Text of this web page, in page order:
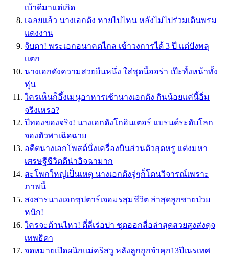
เบ้าดีมาแต่เกิด
เฉลยแล้ว นางเอกดัง หายไปไหน หลังไม่ไปร่วมเดินพรม
แดงงาน
จับตา! พระเอกอนาคตไกล เข้าวงการได้ 3 ปี เเต่ปังพลุ
เเตก
นางเอกดังความสวยยืนหนึ่ง ใส่ชุดนี้ออร่า เป๊ะทั้งหน้าทั้ง
หุ่น
ใครเห็นก็อึ้งเมนูอาหารเช้านางเอกดัง กินน้อยแค่นี้อิ่ม
จริงเหรอ?
ปีทองของจริง! นางเอกดังโกอินเตอร์ แบรนด์ระดับโลก
จองตัวพาเฉิดฉาย
อดีตนางเอกโพสต์นั่งเครื่องบินส่วนตัวสุดหรู แต่งมหา
เศรษฐีชีวิตดีน่าอิจฉามาก
สะโพกใหญ่เป็นเหตุ นางเอกดังจู่ๆก็โดนวิจารณ์เพราะ
ภาพนี้
สงสารนางเอกซุปตาร์เจอมรสุมชีวิต ล่าสุดลูกชายป่วย
หนัก!
ใครจะต้านไหว! ตี๋ลี่เร่อปา ชุดออกสื่อล่าสุดสวยสูงส่งดุจ
เทพธิดา
จดหมายเปิดผนึกแม่คริสวู หลังลูกถูกจำคุก13ปีเนรเทศ